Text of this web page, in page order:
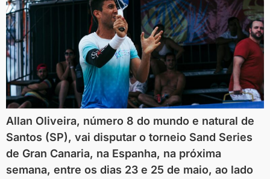
Allan Oliveira, número 8 do mundo e natural de
Santos (SP), vai disputar o torneio Sand Series
de Gran Canaria, na Espanha, na próxima
semana, entre os dias 23 e 25 de maio, ao lado